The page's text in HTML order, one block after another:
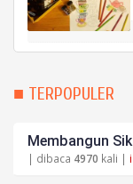
■ TERPOPULER
Membangun
| dibaca 4970 kali |